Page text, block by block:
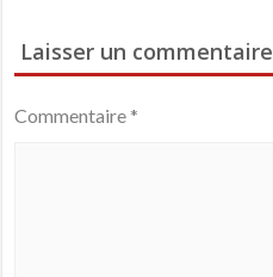
Laisser un commentaire
Commentaire *